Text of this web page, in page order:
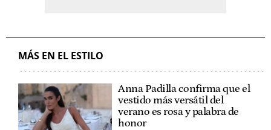
MÁS EN EL ESTILO
Anna Padilla confirma que el
vestido más versátil del
verano es rosa y palabra de
honor